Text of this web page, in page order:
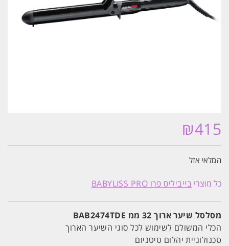
₪415
המלאי אזל
כל מוצרי בייביליס פרו BABYLISS PRO
מסלסל שיער ארוך 32 ממ BAB2474TDE
הכלי המשולם לשימוש לכל סוגי השיער הארוך
טכנולוגיית יהלום טיטניום